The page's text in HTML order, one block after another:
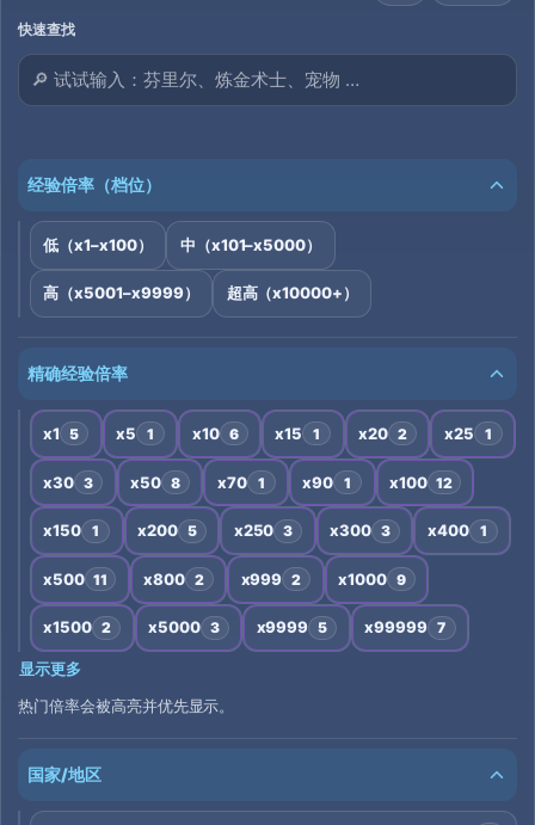
快速查找
经验倍率（档位）
低（x1–x100） 中（x101–x5000）
高（x5001–x9999） 超高（x10000+）
精确经验倍率
x1 5 x5 1 x10 6 x15 1 x20 2 x25 1
x30 3 x50 8 x70 1 x90 1 x100 12
x150 1 x200 5 x250 3 x300 3 x400 1
x500 11 x800 2 x999 2 x1000 9
x1500 2 x5000 3 x9999 5 x99999 7
显示更多
热门倍率会被高亮并优先显示。
国家/地区